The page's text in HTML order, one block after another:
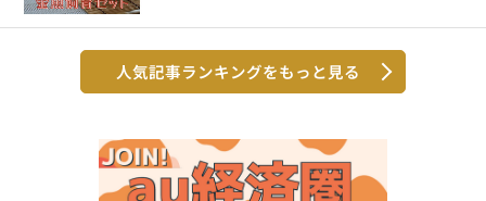
人気記事ランキングをもっと見る